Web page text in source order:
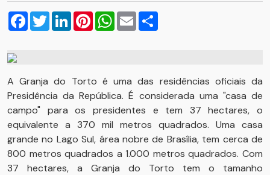
Facebook
TwitterLinkedInPinterestWhatsApp
Email
A Granja do Torto é uma das residências oficiais da
Presidência da República. É considerada uma "casa de
campo" para os presidentes e tem 37 hectares, o
equivalente a 370 mil metros quadrados. Uma casa
grande no Lago Sul, área nobre de Brasília, tem cerca de
800 metros quadrados a 1.000 metros quadrados. Com
37 hectares, a Granja do Torto tem o tamanho